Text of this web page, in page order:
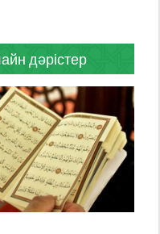
дәрістер